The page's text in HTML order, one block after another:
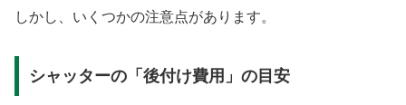
しかし、いくつかの注意点があります。
シャッターの「後付け費用」の目安